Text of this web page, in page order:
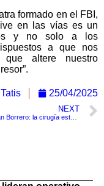
formado en el FBI,
en las vías es un
y no solo a los
a que nos
altere nuestro
25/04/2025
NEXT
Dr. Christian Borrero: la cirugía estética como camino hacia el bienestar, no la perfección